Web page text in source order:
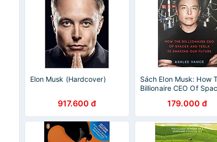
Elon Musk (Hardcover)
917.600 đ
Sách Elon Musk: How
Billionaire CEO Of
179.000 đ